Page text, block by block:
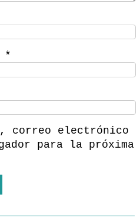
*
correo electrónico
para la próxima